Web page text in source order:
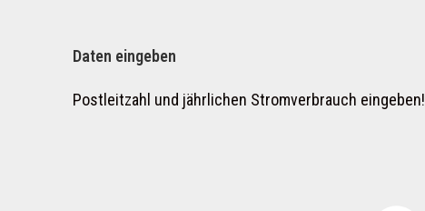
Daten eingeben
Postleitzahl und jährlichen Stromverbrauch eingeben!